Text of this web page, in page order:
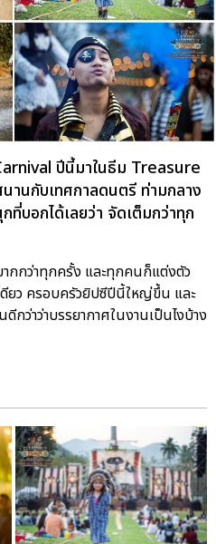
ปีนี้มาในธีม Treasure
นกับเทศกาลดนตรี ท่ามกลาง
ที่บอกได้เลยว่า จัดเต็มกว่าทุก
กกว่าทุกครั้ง และทุกคนก็แต่งตัว
ดียว ครอบครัวยิปซีปีนี้ใหญ่ขึ้น และ
ว่าว่าบรรยากาศในงานเป็นไงบ้าง